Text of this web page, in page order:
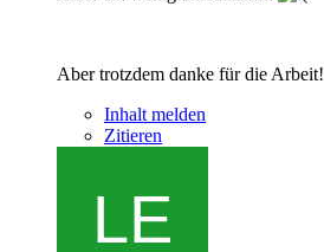
Aber trotzdem danke für die Arbeit!
Inhalt melden
Zitieren